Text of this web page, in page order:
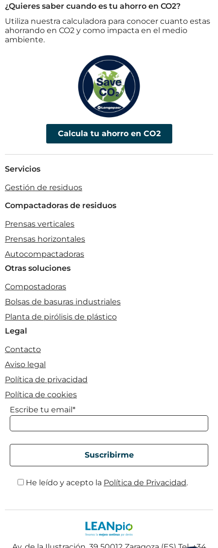
¿Quieres saber cuando es tu ahorro en CO2?
Utiliza nuestra calculadora para conocer cuanto estas
ahorrando en CO2 y como impacta en el medio
ambiente.
Calcula tu ahorro en CO2
Servicios
Gestión de residuos
Compactadoras de residuos
Prensas verticales
Prensas horizontales
Autocompactadoras
Otras soluciones
Compostadoras
Bolsas de basuras industriales
Planta de pirólisis de plástico
Legal
Contacto
Aviso legal
Política de privacidad
Política de cookies
Escribe tu email*
He leído y acepto la Política de Privacidad.